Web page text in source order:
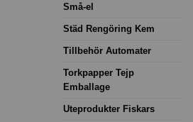
Små-el
Städ Rengöring Kem
Tillbehör Automater
Torkpapper Tejp
Emballage
Uteprodukter Fiskars